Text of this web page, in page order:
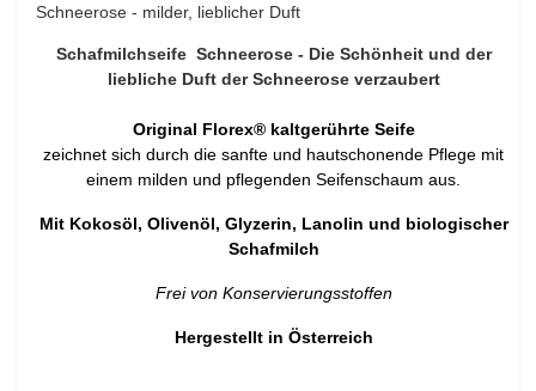
Schneerose - milder, lieblicher Duft
Schafmilchseife Schneerose - Die Schönheit und der
liebliche Duft der Schneerose verzaubert
Original Florex® kaltgerührte Seife
zeichnet sich durch die sanfte und hautschonende Pflege mit
einem milden und pflegenden Seifenschaum aus.
Mit Kokosöl, Olivenöl, Glyzerin, Lanolin und biologischer
Schafmilch
Frei von Konservierungsstoffen
Hergestellt in Österreich